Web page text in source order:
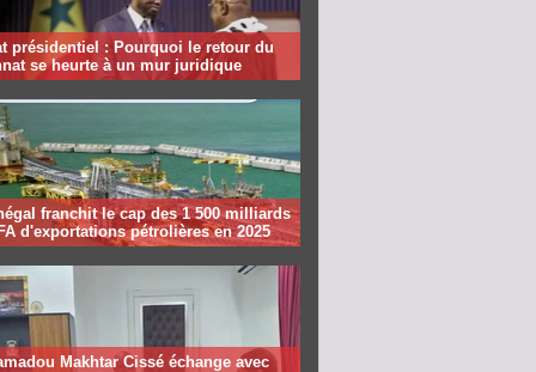
présidentiel : Pourquoi le retour du
se heurte à un mur juridique
franchit le cap des 1 500 milliards
d'exportations pétrolières en 2025
Makhtar Cissé échange avec